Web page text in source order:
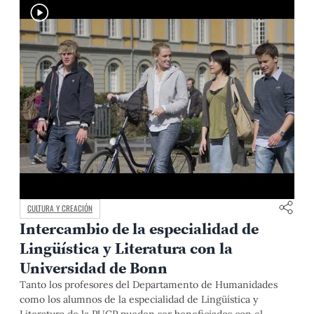
CULTURA Y CREACIÓN
Intercambio de la especialidad de
Lingüística y Literatura con la
Universidad de Bonn
Tanto los profesores del Departamento de Humanidades
como los alumnos de la especialidad de Lingüística y